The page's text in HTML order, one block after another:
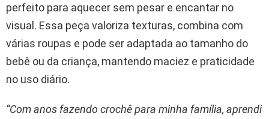
perfeito para aquecer sem pesar e encantar no
visual. Essa peça valoriza texturas, combina com
várias roupas e pode ser adaptada ao tamanho do
bebê ou da criança, mantendo maciez e praticidade
no uso diário.
“Com anos fazendo crochê para minha família, aprendi